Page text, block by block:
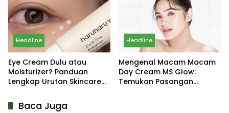
Headline
Eye Cream Dulu atau
Moisturizer? Panduan
Lengkap Urutan Skincare
Headline
Mengenal Macam Macam
Day Cream MS Glow:
Temukan Pasangan
Baca Juga